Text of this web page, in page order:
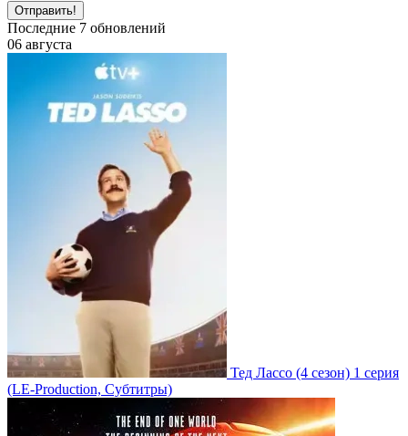
Отправить!
Последние 7 обновлений
06 августа
Тед Лассо (4 сезон) 1 серия
(LE-Production, Субтитры)